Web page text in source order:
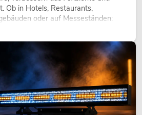
Ob in Hotels, Restaurants,
oder auf Messeständen:
gehört heute längst zum